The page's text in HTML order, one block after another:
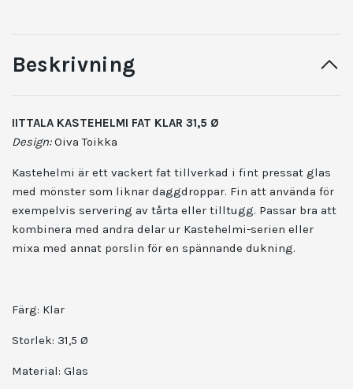
Beskrivning
IITTALA KASTEHELMI FAT KLAR 31,5 Ø
Design:Oiva Toikka
Kastehelmi är ett vackert fat tillverkad i fint pressat glas
med mönster som liknar daggdroppar. Fin att använda för
exempelvis servering av tårta eller tilltugg. Passar bra att
kombinera med andra delar ur Kastehelmi-serien eller
mixa med annat porslin för en spännande dukning.
Färg: Klar
Storlek: 31,5 Ø
Material: Glas